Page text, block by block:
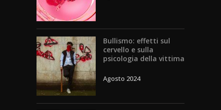
Bullismo: effetti sul
cervello e sulla
psicologia della vittima
Agosto 2024